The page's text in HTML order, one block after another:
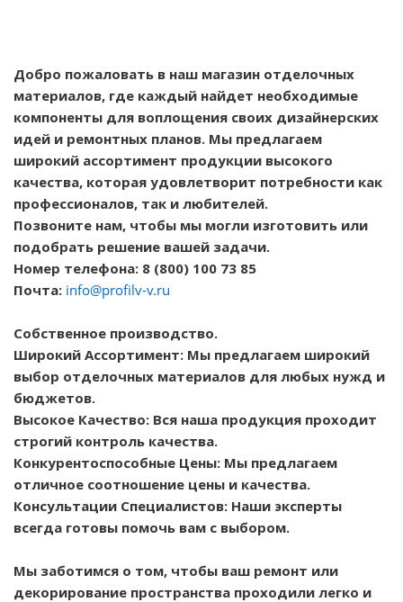
Добро пожаловать в наш магазин отделочных
материалов, где каждый найдет необходимые
компоненты для воплощения своих дизайнерских
идей и ремонтных планов. Мы предлагаем
широкий ассортимент продукции высокого
качества, которая удовлетворит потребности как
профессионалов, так и любителей.
Позвоните нам, чтобы мы могли изготовить или
подобрать решение вашей задачи.
Номер телефона: 8 (800) 100 73 85
Почта: info@profilv-v.ru
Собственное производство.
Широкий Ассортимент: Мы предлагаем широкий
выбор отделочных материалов для любых нужд и
бюджетов.
Высокое Качество: Вся наша продукция проходит
строгий контроль качества.
Конкурентоспособные Цены: Мы предлагаем
отличное соотношение цены и качества.
Консультации Специалистов: Наши эксперты
всегда готовы помочь вам с выбором.
Мы заботимся о том, чтобы ваш ремонт или
декорирование пространства проходили легко и